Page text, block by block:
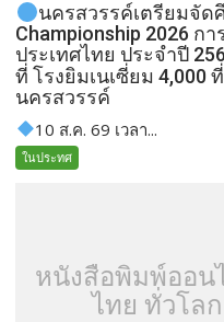
นครสวรรค์เตรียมจัด
Championship 2026 ก
ประเทศไทย ประจำปี
ที่ โรงยิมเนเซี่ยม 4,000
นครสวรรค์
10 ส.ค. 69 เวลา...
ในประทศ
หนังสือพิมพ์ออน
ไทย ทั่วโล